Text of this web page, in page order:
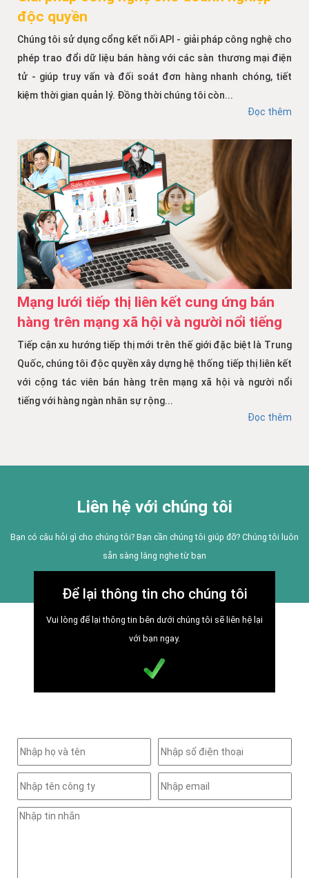
độc quyền
Chúng tôi sử dụng cổng kết nối API - giải pháp công nghệ cho
phép trao đổi dữ liệu bán hàng với các sàn thương mại điện
tử - giúp truy vấn và đối soát đơn hàng nhanh chóng, tiết
kiệm thời gian quản lý. Đồng thời chúng tôi còn...
Đọc thêm
Mạng lưới tiếp thị liên kết cung ứng bán
hàng trên mạng xã hội và người nổi tiếng
Tiếp cận xu hướng tiếp thị mới trên thế giới đặc biệt là Trung
Quốc, chúng tôi độc quyền xây dựng hệ thống tiếp thị liên kết
với cộng tác viên bán hàng trên mạng xã hội và người nổi
tiếng với hàng ngàn nhân sự rộng...
Đọc thêm
Liên hệ với chúng tôi
Bạn có câu hỏi gì cho chúng tôi? Bạn cần chúng tôi giúp đỡ? Chúng tôi luôn
sẵn sàng lắng nghe từ bạn
Để lại thông tin cho chúng tôi
Vui lòng để lại thông tin bên dưới chúng tôi sẽ liên hệ lại
với bạn ngay.